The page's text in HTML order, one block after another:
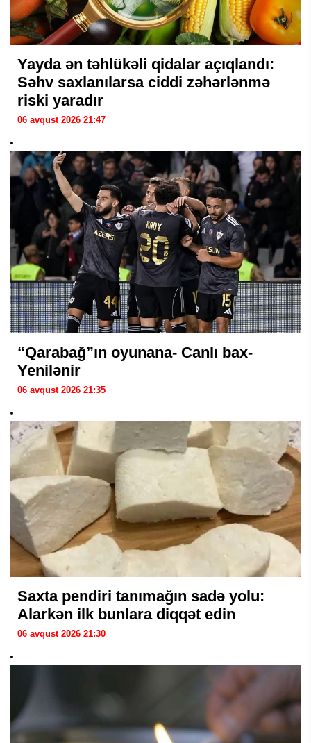
Yayda ən təhlükəli qidalar açıqlandı:
Səhv saxlanılarsa ciddi zəhərlənmə
riski yaradır
06 avqust 2026 21:47
“Qarabağ”ın oyunana- Canlı bax-
Yenilənir
06 avqust 2026 21:35
Saxta pendiri tanımağın sadə yolu:
Alarkən ilk bunlara diqqət edin
06 avqust 2026 21:30